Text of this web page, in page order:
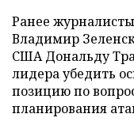
Ранее
Владимир
США Дональду
лидера убедить
позицию по
планирования